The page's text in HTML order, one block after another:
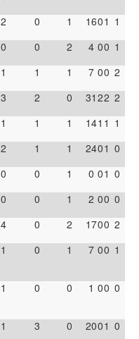
2 0 1 1601 1
0 0 2 4 00 1
1 1 1 7 00 2
3 2 0 31 22 2
1 1 1 141 1 1
2 1 1 2401 0
0 0 1 0 01 0
0 0 1 2 00 0
4 0 2 1700 2
1 0 1 7 00 1
1 0 0 1 00 0
1 3 0 2001 0